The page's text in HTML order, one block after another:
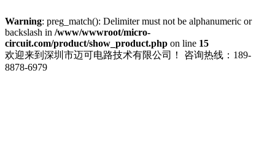
Warning: preg_match(): Delimiter must not be alphanumeric or
backslash in /www/wwwroot/micro-
circuit.com/product/show_product.php on line 15
欢迎来到深圳市迈可电路技术有限公司！
咨询热线：189-
8878-6979